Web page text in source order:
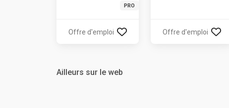
PRO
Offre d'emploi Offre d'emploi
Ailleurs sur le web